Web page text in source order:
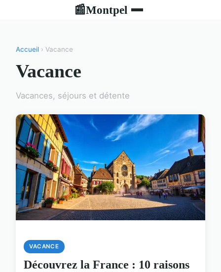
📰Montpel
Accueil › Vacance
Vacance
Vacances, séjours et détente
VACANCE
Découvrez la France : 10 raisons